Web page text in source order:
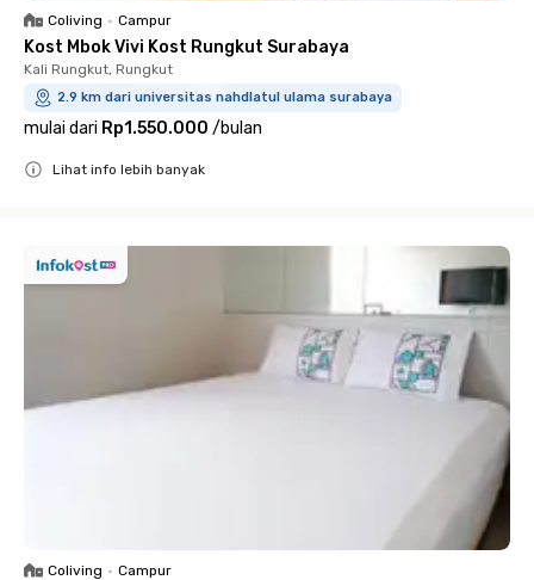
Coliving • Campur
Kost Mbok Vivi Kost Rungkut Surabaya
Kali Rungkut, Rungkut
2.9 km dari universitas nahdlatul ulama surabaya
mulai dari Rp1.550.000 /bulan
Lihat info lebih banyak
Coliving • Campur